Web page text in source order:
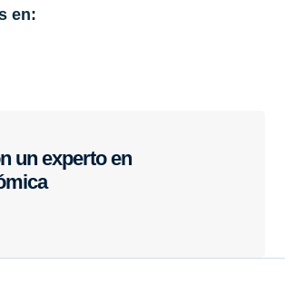
en:
un experto en